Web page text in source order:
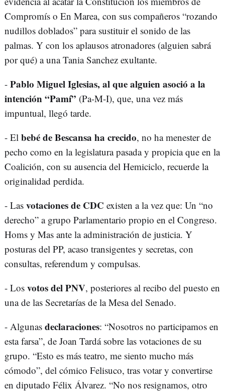
Compromís o En Marea, con sus compañeros “rozando
nudillos doblados” para sustituir el sonido de las
palmas. Y con los aplausos atronadores (alguien sabrá
por qué) a una Tania Sanchez exultante.
- Pablo Miguel Iglesias, al que alguien asoció a la
intención “Pamí” (Pa-M-I), que, una vez más
impuntual, llegó tarde.
- El bebé de Bescansa ha crecido, no ha menester de
pecho como en la legislatura pasada y propicia que en la
Coalición, con su ausencia del Hemiciclo, recuerde la
originalidad perdida.
- Las votaciones de CDC existen a la vez que: Un “no
derecho” a grupo Parlamentario propio en el Congreso.
Homs y Mas ante la administración de justicia. Y
posturas del PP, acaso transigentes y secretas, con
consultas, referendum y compulsas.
- Los votos del PNV, posteriores al recibo del puesto en
una de las Secretarías de la Mesa del Senado.
- Algunas declaraciones: “Nosotros no participamos en
esta farsa”, de Joan Tardá sobre las votaciones de su
grupo. “Esto es más teatro, me siento mucho más
cómodo”, del cómico Felisuco, tras votar y convertirse
en diputado Félix Álvarez. “No nos resignamos, otro